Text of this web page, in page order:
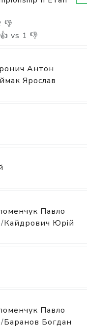
👎
👍 vs 1 👎
Антон
Ярослав
Павло
/Кайдрович Юрій
Павло
/Баранов Богдан